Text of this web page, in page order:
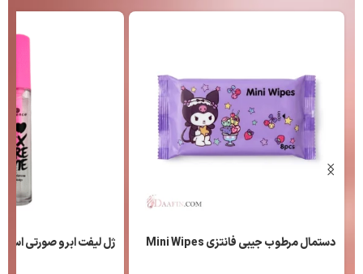
دستمال مرطوب جیبی فانتزی Mini Wipes ژل لیفت ابرو صورتی